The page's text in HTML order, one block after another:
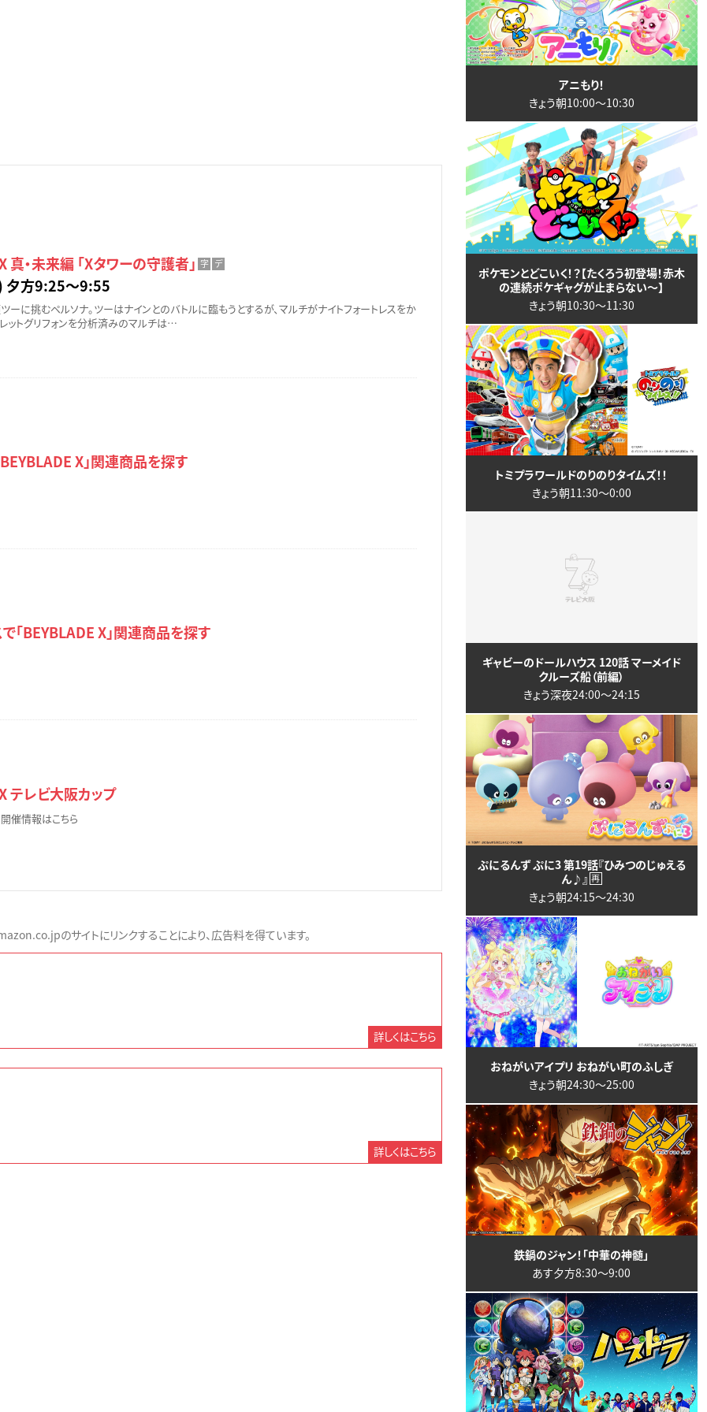
真・未来編 「Xタワーの守護者」 字 デ
夕方9:25〜9:55
ーに挑むペルソナ。ツーはナインとのバトルに臨もうとするが、マルチがナイトフォートレスをか
ットグリフォンを分析済みのマルチは…
X」関連商品を探す
「BEYBLADE X」関連商品を探す
テレビ大阪カップ
催情報はこちら
のサイトにリンクすることにより、広告料を得ています。
詳しくはこちら
詳しくはこちら
アニもり！
きょう朝10:00〜10:30
ポケモンとどこいく！？【たくろう初登場！赤木
の連続ポケギャグが止まらない～】
きょう朝10:30〜11:30
トミプラワールドのりのりタイムズ！！
きょう朝11:30〜0:00
ギャビーのドールハウス 120話 マーメイド
クルーズ船（前編）
きょう深夜24:00〜24:15
ぷにるんず ぷに3 第19話『ひみつのじゅえる
ん♪』 再
きょう朝24:15〜24:30
おねがいアイプリ おねがい町のふしぎ
きょう朝24:30〜25:00
鉄鍋のジャン！「中華の神髄」
あす夕方8:30〜9:00